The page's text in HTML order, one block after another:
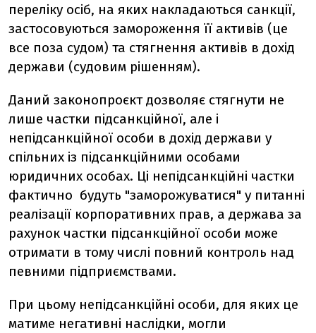
переліку осіб, на яких накладаються санкції,
застосовуються замороження її активів (це
все поза судом) та стягнення активів в дохід
держави (судовим рішенням).
Даний законопроєкт дозволяє стягнути не
лише частки підсанкційної, але і
непідсанкційної особи в дохід держави у
спільних із підсанкційними особами
юридичних особах. Ці непідсанкційні частки
фактично будуть "заморожуватися" у питанні
реалізації корпоративних прав, а держава за
рахунок частки підсанкційної особи може
отримати в тому числі повний контроль над
певними підприємствами.
При цьому непідсанкційні особи, для яких це
матиме негативні наслідки, могли